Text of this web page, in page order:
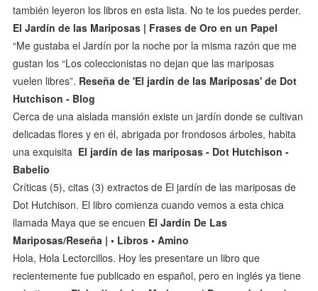
también leyeron los libros en esta lista. No te los puedes perder.
El Jardín de las Mariposas | Frases de Oro en un Papel
“Me gustaba el Jardín por la noche por la misma razón que me
gustan los “Los coleccionistas no dejan que las mariposas
vuelen libres”. Reseña de 'El jardín de las Mariposas' de Dot
Hutchison - Blog
Cerca de una aislada mansión existe un jardín donde se cultivan
delicadas flores y en él, abrigada por frondosos árboles, habita
una exquisita El jardín de las mariposas - Dot Hutchison -
Babelio
Críticas (5), citas (3) extractos de El jardín de las mariposas de
Dot Hutchison. El libro comienza cuando vemos a esta chica
llamada Maya que se encuen El Jardín De Las
Mariposas/Reseña | • Libros • Amino
Hola, Hola Lectorcillos. Hoy les presentare un libro que
recientemente fue publicado en español, pero en inglés ya tiene